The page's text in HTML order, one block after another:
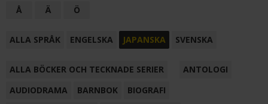
Å
Ä Ö
ALLA SPRÅK ENGELSKA JAPANSKA SVENSKA
ALLA BÖCKER OCH TECKNADE SERIER
ANTOLOGI
AUDIODRAMA
BARNBOK
BIOGRAFI